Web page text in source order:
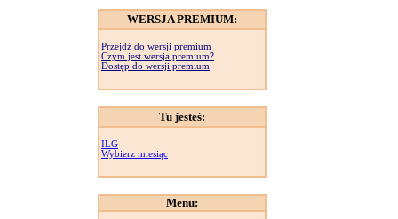
WERSJA PREMIUM:
Przejdź do wersji premium
Czym jest wersja premium?
Dostęp do wersji premium
Tu jesteś:
ILG
Wybierz miesiąc
Menu: